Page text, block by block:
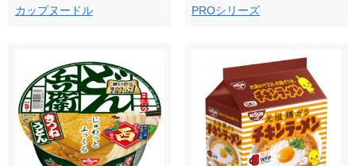
カップヌードル PROシリーズ